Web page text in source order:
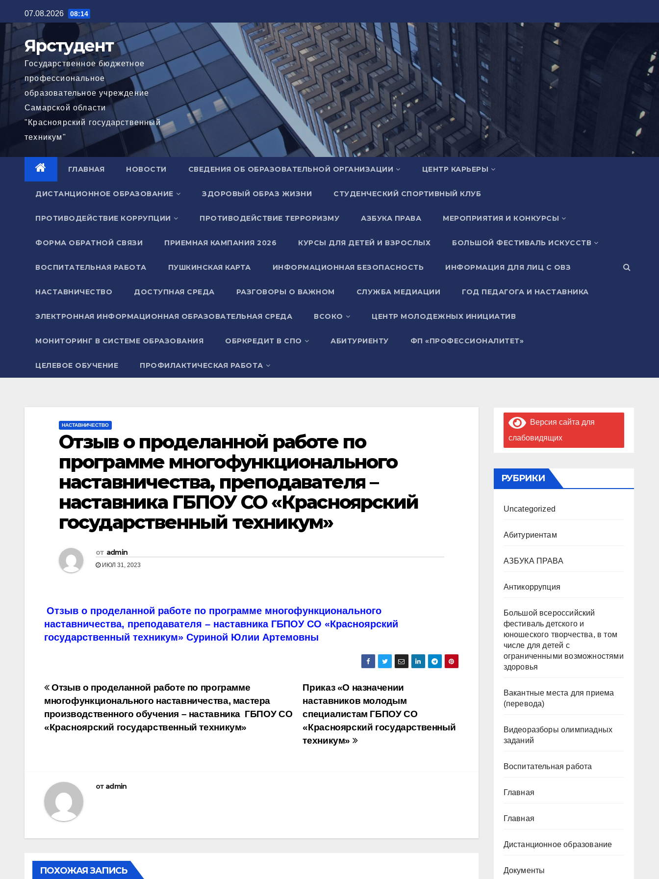
к
содержимому
07.08.2026 08:14
Ярстудент
Государственное бюджетное
профессиональное
образовательное учреждение
Самарской области
"Красноярский государственный
техникум"
ГЛАВНАЯ НОВОСТИ СВЕДЕНИЯ ОБ ОБРАЗОВАТЕЛЬНОЙ ОРГАНИЗАЦИИ ЦЕНТР КАРЬЕРЫ
ДИСТАНЦИОННОЕ ОБРАЗОВАНИЕ ЗДОРОВЫЙ ОБРАЗ ЖИЗНИ СТУДЕНЧЕСКИЙ СПОРТИВНЫЙ КЛУБ
ПРОТИВОДЕЙСТВИЕ КОРРУПЦИИ ПРОТИВОДЕЙСТВИЕ ТЕРРОРИЗМУ АЗБУКА ПРАВА МЕРОПРИЯТИЯ И КОНКУРСЫ
ФОРМА ОБРАТНОЙ СВЯЗИ ПРИЕМНАЯ КАМПАНИЯ 2026 КУРСЫ ДЛЯ ДЕТЕЙ И ВЗРОСЛЫХ БОЛЬШОЙ ФЕСТИВАЛЬ ИСКУССТВ
ВОСПИТАТЕЛЬНАЯ РАБОТА ПУШКИНСКАЯ КАРТА ИНФОРМАЦИОННАЯ БЕЗОПАСНОСТЬ ИНФОРМАЦИЯ ДЛЯ ЛИЦ С ОВЗ
НАСТАВНИЧЕСТВО ДОСТУПНАЯ СРЕДА РАЗГОВОРЫ О ВАЖНОМ СЛУЖБА МЕДИАЦИИ ГОД ПЕДАГОГА И НАСТАВНИКА
ЭЛЕКТРОННАЯ ИНФОРМАЦИОННАЯ ОБРАЗОВАТЕЛЬНАЯ СРЕДА ВСОКО ЦЕНТР МОЛОДЕЖНЫХ ИНИЦИАТИВ
МОНИТОРИНГ В СИСТЕМЕ ОБРАЗОВАНИЯ ОБРКРЕДИТ В СПО АБИТУРИЕНТУ ФП «ПРОФЕССИОНАЛИТЕТ»
ЦЕЛЕВОЕ ОБУЧЕНИЕ ПРОФИЛАКТИЧЕСКАЯ РАБОТА
НАСТАВНИЧЕСТВО
Отзыв о проделанной работе по
программе многофункционального
наставничества, преподавателя –
наставника ГБПОУ СО «Красноярский
государственный техникум»
от admin
ИЮЛ 31, 2023
Отзыв о проделанной работе по программе многофункционального
наставничества, преподавателя – наставника ГБПОУ СО «Красноярский
государственный техникум» Суриной Юлии Артемовны
Навигация
по
записям
Приказ «О назначении
наставников молодым
специалистам ГБПОУ СО
«Красноярский государственный
техникум»
Отзыв о проделанной работе по программе
многофункционального наставничества, мастера
производственного обучения – наставника ГБПОУ СО
«Красноярский государственный техникум»
от admin
ПОХОЖАЯ ЗАПИСЬ
Версия сайта для
слабовидящих
РУБРИКИ
Uncategorized
Абитуриентам
АЗБУКА ПРАВА
Антикоррупция
Большой всероссийский
фестиваль детского и
юношеского творчества, в том
числе для детей с
ограниченными возможностями
здоровья
Вакантные места для приема
(перевода)
Видеоразборы олимпиадных
заданий
Воспитательная работа
Главная
Главная
Дистанционное образование
Документы